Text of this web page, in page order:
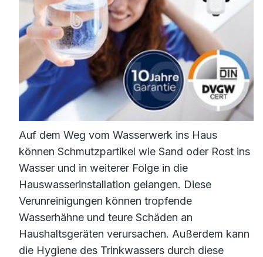
Auf dem Weg vom Wasserwerk ins Haus
können Schmutzpartikel wie Sand oder Rost ins
Wasser und in weiterer Folge in die
Hauswasserinstallation gelangen. Diese
Verunreinigungen können tropfende
Wasserhähne und teure Schäden an
Haushaltsgeräten verursachen. Außerdem kann
die Hygiene des Trinkwassers durch diese